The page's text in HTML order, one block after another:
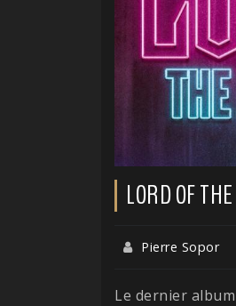
LORD OF
Pierre Sopor
Le dernier